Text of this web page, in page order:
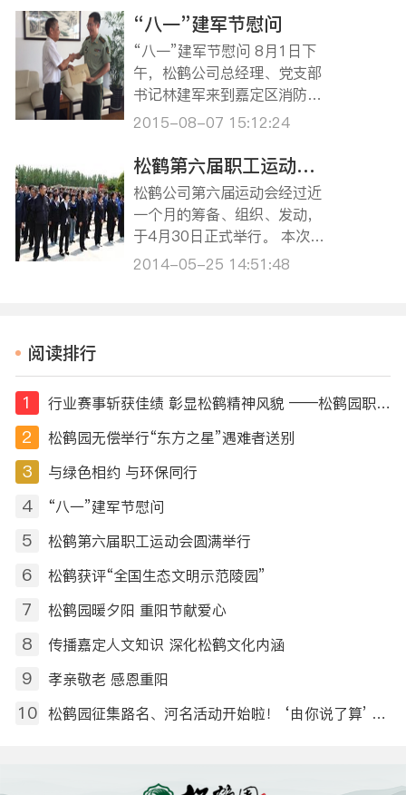
态葬，也表达了先人们对生态
环境的关切。至此，松鹤环保
葬仪式已经举办了四次，安葬
了37位逝者，这一理念正被越
来越多的人所接受…
“八一”建军节慰问
“八一”建军节慰问 8月1日下
午，松鹤公司总经理、党支部
书记林建军来到嘉定区消防支
队开展了“八一”慰问活动，向
候和祝福，并送上了慰问品。
慰问座谈中，消防支队领导感
谢松鹤公司对支队的关心与支
持。近几年，松鹤与区消防支
队结对共…
2015-08-07 15:12:24
松鹤第六届职工运动会圆满举行
松鹤公司第六届运动会经过近
一个月的筹备、组织、发动，
于4月30日正式举行。 本次运
动会比赛项目全部为团体赛，
2014-05-25 14:51:48
阅读排行
1 行业赛事斩获佳绩 彰显松鹤精神风貌 ——松鹤园职工摘得第十届全国民政行业职业技能竞赛荣誉
2 松鹤园无偿举行“东方之星”遇难者送别
3 与绿色相约 与环保同行
4 “八一”建军节慰问
5 松鹤第六届职工运动会圆满举行
6 松鹤获评“全国生态文明示范陵园”
7 松鹤园暖夕阳 重阳节献爱心
8 传播嘉定人文知识 深化松鹤文化内涵
9 孝亲敬老 感恩重阳
10 松鹤园征集路名、河名活动开始啦！ ‘由你说了算’ ——命名征集令